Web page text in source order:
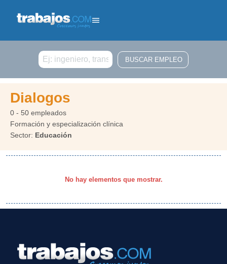
Buscar
Dialogos
0 - 50 empleados
Formación y especialización clínica
Sector: Educación
No hay elementos que mostrar.